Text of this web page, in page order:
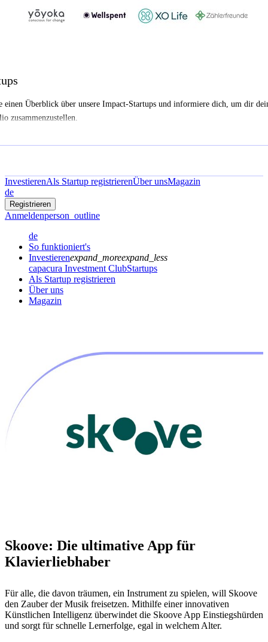
einen Überblick über unsere Impact-Startups und informiere dich, um dir
zusammenzustellen.
InvestierenAls Startup registrierenÜber unsMagazin
de
Registrieren
Anmeldenperson_outline
de
So funktioniert's
Investierenexpand_moreexpand_less
capacura Investment ClubStartups
Als Startup registrieren
Über uns
Magazin
Skoove: Die ultimative App für
Klavierliebhaber
Für alle, die davon träumen, ein Instrument zu spielen, will Skoove
den Zauber der Musik freisetzen. Mithilfe einer innovativen
Künstlichen Intelligenz überwindet die Skoove App Einstiegshürden
und sorgt für schnelle Lernerfolge, egal in welchem Alter.